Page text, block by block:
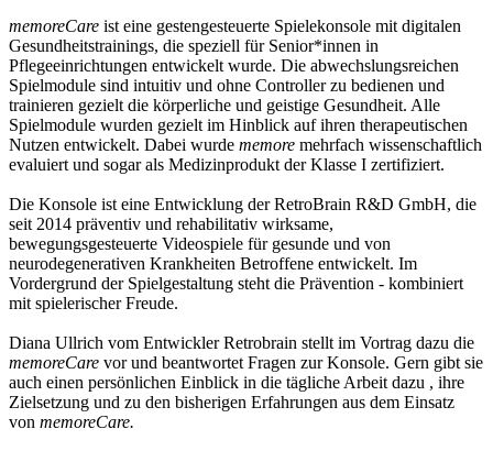
memoreCare ist eine gestengesteuerte Spielekonsole mit digitalen
Gesundheitstrainings, die speziell für Senior*innen in
Pflegeeinrichtungen entwickelt wurde. Die abwechslungsreichen
Spielmodule sind intuitiv und ohne Controller zu bedienen und
trainieren gezielt die körperliche und geistige Gesundheit. Alle
Spielmodule wurden gezielt im Hinblick auf ihren therapeutischen
Nutzen entwickelt. Dabei wurde memore mehrfach wissenschaftlich
evaluiert und sogar als Medizinprodukt der Klasse I zertifiziert.
Die Konsole ist eine Entwicklung der RetroBrain R&D GmbH, die
seit 2014 präventiv und rehabilitativ wirksame,
bewegungsgesteuerte Videospiele für gesunde und von
neurodegenerativen Krankheiten Betroffene entwickelt. Im
Vordergrund der Spielgestaltung steht die Prävention - kombiniert
mit spielerischer Freude.
Diana Ullrich vom Entwickler Retrobrain stellt im Vortrag dazu die
memoreCare vor und beantwortet Fragen zur Konsole. Gern gibt sie
auch einen persönlichen Einblick in die tägliche Arbeit dazu , ihre
Zielsetzung und zu den bisherigen Erfahrungen aus dem Einsatz
von memoreCare.